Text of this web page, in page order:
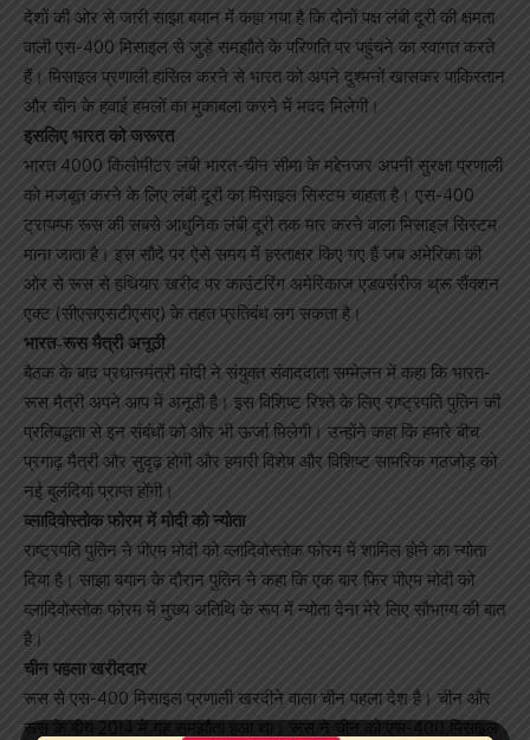
देशों की ओर से जारी साझा बयान में कहा गया है कि दोनों पक्ष लंबी दूरी की क्षमता
वाली एस-400 मिसाइल से जुड़े समझौते के परिणति पर पहुंचने का स्वागत करते
हैं। मिसाइल प्रणाली हासिल करने से भारत को अपने दुश्मनों खासकर पाकिस्तान
और चीन के हवाई हमलों का मुकाबला करने में मदद मिलेगी।
इसलिए भारत को जरूरत
भारत 4000 किलोमीटर लंबी भारत-चीन सीमा के मद्देनजर अपनी सुरक्षा प्रणाली
को मजबूत करने के लिए लंबी दूरी का मिसाइल सिस्टम चाहता है। एस-400
ट्रायम्फ रूस की सबसे आधुनिक लंबी दूरी तक मार करने वाला मिसाइल सिस्टम
माना जाता है। इस सौदे पर ऐसे समय में हस्ताक्षर किए गए हैं जब अमेरिका की
ओर से रूस से हथियार खरीद पर काउंटरिंग अमेरिकाज एडवर्सरीज थ्रू सैंक्शन
एक्ट (सीएसएसटीएसए) के तहत प्रतिबंध लग सकता है।
भारत-रूस मैत्री अनूठी
बैठक के बाद प्रधानमंत्री मोदी ने संयुक्त संवाददाता सम्मेलन में कहा कि भारत-
रूस मैत्री अपने आप में अनूठी है। इस विशिष्ट रिश्ते के लिए राष्ट्रपति पुतिन की
प्रतिबद्धता से इन संबंधों को और भी ऊर्जा मिलेगी। उन्होंने कहा कि हमारे बीच
प्रगाढ़ मैत्री और सुदृढ़ होगी और हमारी विशेष और विशिष्ट सामरिक गठजोड़ को
नई बुलंदियां प्राप्त होंगी।
व्लादिवोस्तोक फोरम में मोदी को न्योता
राष्ट्रपति पुतिन ने पीएम मोदी को व्लादिवोस्तोक फोरम में शामिल होने का न्योता
दिया है। साझा बयान के दौरान पुतिन ने कहा कि एक बार फिर पीएम मोदी को
व्लादिवोस्तोक फोरम में मुख्य अतिथि के रूप में न्योता देना मेरे लिए सौभाग्य की बात
है।
चीन पहला खरीददार
रूस से एस-400 मिसाइल प्रणाली खरदीने वाला चीन पहला देश है। चीन और
रूस के बीच 2014 में यह समझौता हुआ था। रूस ने चीन को एस-400 मिसाइल